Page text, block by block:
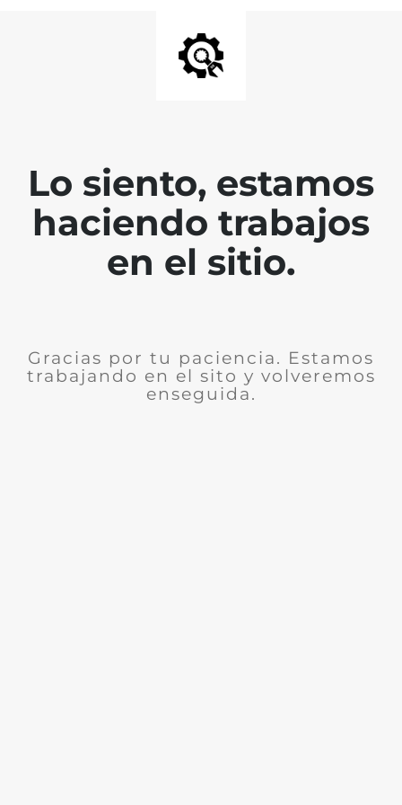
Lo siento, estamos
haciendo trabajos
en el sitio.
Gracias por tu paciencia. Estamos
trabajando en el sito y volveremos
enseguida.